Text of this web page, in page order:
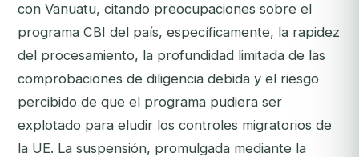
con Vanuatu, citando preocupaciones sobre el
programa CBI del país, específicamente, la rapidez
del procesamiento, la profundidad limitada de las
comprobaciones de diligencia debida y el riesgo
percibido de que el programa pudiera ser
explotado para eludir los controles migratorios de
la UE. La suspensión, promulgada mediante la